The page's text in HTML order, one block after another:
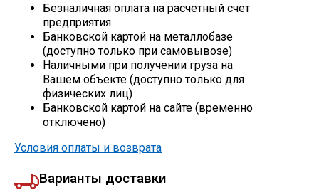
Электроды
Проволока
Скобо-гибочные изделия
Остальное
Безналичная оплата на расчетный счет
предприятия
Банковской картой на металлобазе
(доступно только при самовывозе)
Наличными при получении груза на
Вашем объекте (доступно только для
физических лиц)
Банковской картой на сайте (временно
отключено)
Условия оплаты и возврата
Варианты доставки